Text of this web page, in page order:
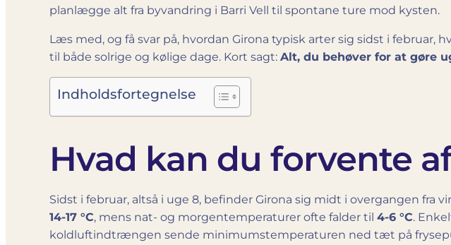
planlægge alt fra byvandring i Barri Vell til spontane ture mod kysten.
Læs med, og få svar på, hvordan Girona typisk arter sig sidst i
til både solrige og kølige dage. Kort sagt: Alt, du behøver for at gøre
Indholdsfortegnelse
Hvad kan du forvente
Sidst i februar, altså i uge 8, befinder Girona sig midt i overgangen fra
14-17 °C, mens nat- og morgen­temperaturer ofte falder til 4-6 °C.
koldluftindtrængen sende minimumstemperaturen ned tæt på